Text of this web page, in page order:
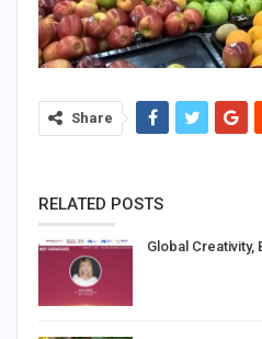
Share
RELATED POSTS
Global